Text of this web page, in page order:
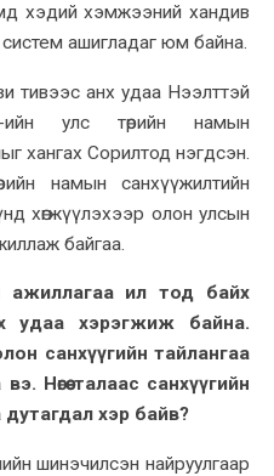
хэдий хэмжээний хандив
систем ашигладаг юм байна.
тивээс анх удаа Нээлттэй
ийн улс төрийн намын
хангах Сорилтод нэгдсэн.
намын санхүүжилтийн
хөгжүүлэхээр олон улсын
байгаа.
ажиллагаа ил тод байх
удаа хэрэгжиж байна.
санхүүгийн тайлангаа
Нөгөө талаас санхүүгийн
хэр байв?
шинэчилсэн найруулгаар